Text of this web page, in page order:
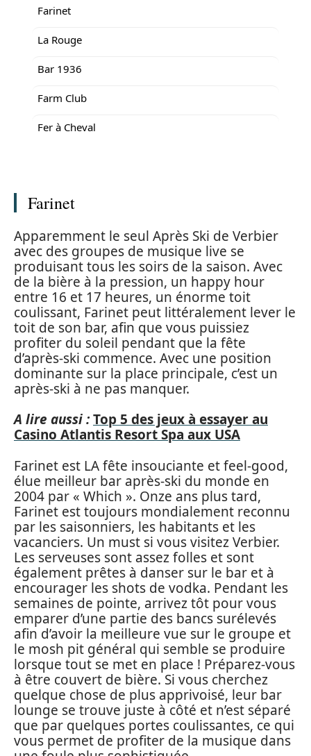
Farinet
La Rouge
Bar 1936
Farm Club
Fer à Cheval
Farinet
Apparemment le seul Après Ski de Verbier
avec des groupes de musique live se
produisant tous les soirs de la saison. Avec
de la bière à la pression, un happy hour
entre 16 et 17 heures, un énorme toit
coulissant, Farinet peut littéralement lever le
toit de son bar, afin que vous puissiez
profiter du soleil pendant que la fête
d’après-ski commence. Avec une position
dominante sur la place principale, c’est un
après-ski à ne pas manquer.
A lire aussi :Top 5 des jeux à essayer au
Casino Atlantis Resort Spa aux USA
Farinet est LA fête insouciante et feel-good,
élue meilleur bar après-ski du monde en
2004 par « Which ». Onze ans plus tard,
Farinet est toujours mondialement reconnu
par les saisonniers, les habitants et les
vacanciers. Un must si vous visitez Verbier.
Les serveuses sont assez folles et sont
également prêtes à danser sur le bar et à
encourager les shots de vodka. Pendant les
semaines de pointe, arrivez tôt pour vous
emparer d’une partie des bancs surélevés
afin d’avoir la meilleure vue sur le groupe et
le mosh pit général qui semble se produire
lorsque tout se met en place ! Préparez-vous
à être couvert de bière. Si vous cherchez
quelque chose de plus apprivoisé, leur bar
lounge se trouve juste à côté et n’est séparé
que par quelques portes coulissantes, ce qui
vous permet de profiter de la musique dans